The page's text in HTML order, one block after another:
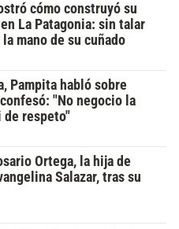
cómo construyó su
La Patagonia: sin talar
mano de su cuñado
Pampita habló sobre
"No negocio la
respeto"
Ortega, la hija de
Salazar, tras su